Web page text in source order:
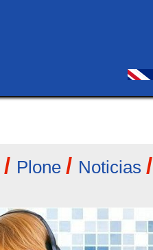
/ Plone / Noticias /